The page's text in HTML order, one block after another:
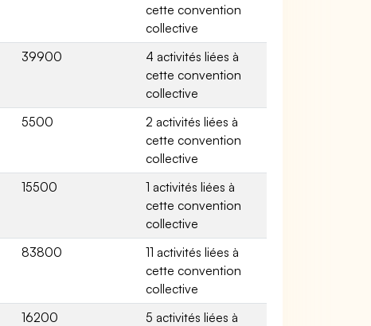
cette convention
collective
39900
4 activités liées à
cette convention
collective
5500
2 activités liées à
cette convention
collective
15500
1 activités liées à
cette convention
collective
83800
11 activités liées à
cette convention
collective
16200
5 activités liées à